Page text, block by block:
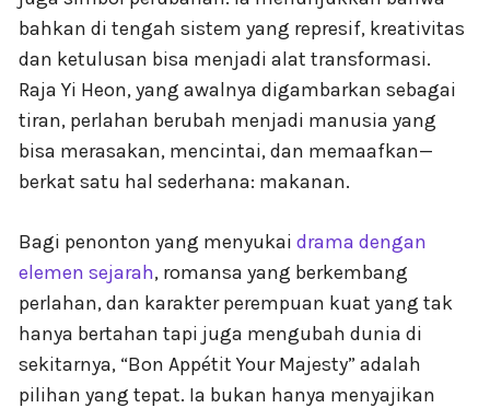
bahkan di tengah sistem yang represif, kreativitas
dan ketulusan bisa menjadi alat transformasi.
Raja Yi Heon, yang awalnya digambarkan sebagai
tiran, perlahan berubah menjadi manusia yang
bisa merasakan, mencintai, dan memaafkan—
berkat satu hal sederhana: makanan.
Bagi penonton yang menyukai drama dengan
elemen sejarah, romansa yang berkembang
perlahan, dan karakter perempuan kuat yang tak
hanya bertahan tapi juga mengubah dunia di
sekitarnya, “Bon Appétit Your Majesty” adalah
pilihan yang tepat. Ia bukan hanya menyajikan